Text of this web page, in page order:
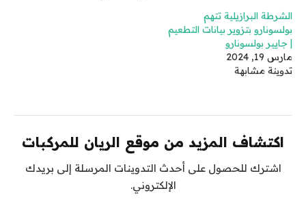
الشرطة البرازيلية تتهم
بولسونارو بتزوير بيانات التطعيم
| جايير بولسونارو
مارس 19, 2024
تدوينة مشابهة
اكتشاف المزيد من موقع الريان للمركبات
اشترك للحصول على أحدث التدوينات المرسلة إلى بريدك
الإلكتروني.